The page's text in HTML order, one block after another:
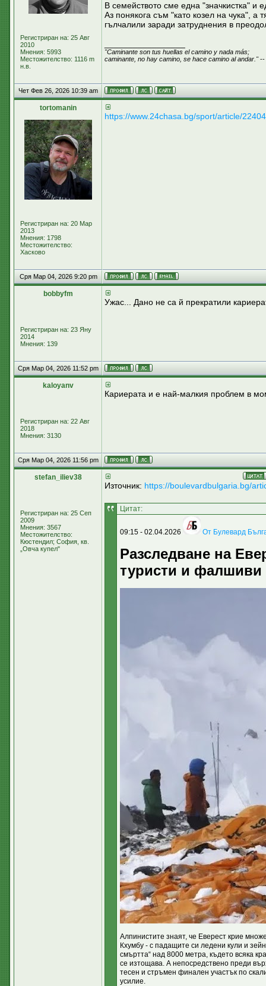
Регистриран на: 25 Авг
2010
Мнения: 5993
Местожителство: 1116 m
н.в.
В семейството сме една "значкистка" и
Аз понякога съм "като козел на чука", а
гълчалили заради затруднения в
"Caminante son tus huellas el camino y nada más;
caminante, no hay camino, se hace camino al andar."--
Чет Фев 26, 2026 10:39 am
tortomanin
Регистриран на: 20 Мар
2013
Мнения: 1798
Местожителство:
Хасково
https://www.24chasa.bg/sport/article/
Сря Мар 04, 2026 9:20 pm
bobbyfm
Регистриран на: 23 Яну
2014
Мнения: 139
Ужас... Дано не са й прекратили
Сря Мар 04, 2026 11:52 pm
kaloyanv
Регистриран на: 22 Авг
2018
Мнения: 3130
Кариерата и е най-малкия проблем в
Сря Мар 04, 2026 11:56 pm
stefan_iliev38
Регистриран на: 25 Сеп
2009
Мнения: 3567
Местожителство:
Кюстендил; София, кв.
„Овча купел"
Източник: https://boulevardbulgaria.bg/
Цитат:
09:15 - 02.04.2026 От Булевард
Разследване на
туристи и фалшиви
Алпинистите знаят, че Еверест крие
Кхумбу - с падащите си ледени кули и
смъртта“ над 8000 метра, където всяка
се изтощава. А непосредствено преди
тесен и стръмен финален участък по
усилие.